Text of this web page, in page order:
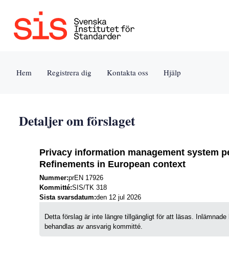
Jump
Hem Registrera dig Kontakta oss Hjälp
Detaljer om förslaget
Privacy information management system
Refinements in European context
Nummer:prEN 17926
Kommitté:SIS/TK 318
Sista svarsdatum:den 12 jul 2026
Detta förslag är inte längre tillgängligt för att läsas.
behandlas av ansvarig kommitté.